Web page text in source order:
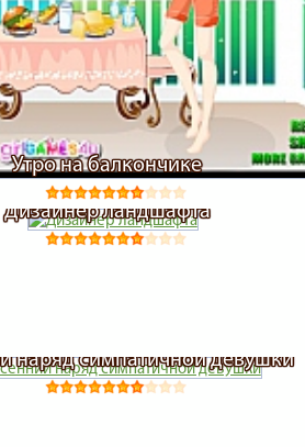
Утро на балкончике
Дизайнер ландшафта
наряд симпатичной девушки